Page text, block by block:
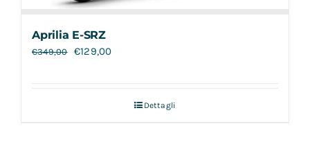
Aprilia E-SRZ
€349,00 €129,00
Dettagli